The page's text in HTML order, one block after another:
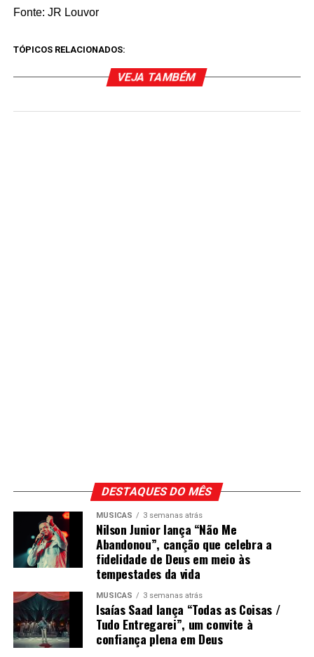
Fonte: JR Louvor
TÓPICOS RELACIONADOS:
VEJA TAMBÉM
DESTAQUES DO MÊS
MÚSICAS 3 semanas atrás
Nilson Junior lança “Não Me
Abandonou”, canção que celebra a
fidelidade de Deus em meio às
tempestades da vida
MÚSICAS 3 semanas atrás
Isaías Saad lança “Todas as Coisas /
Tudo Entregarei”, um convite à
confiança plena em Deus